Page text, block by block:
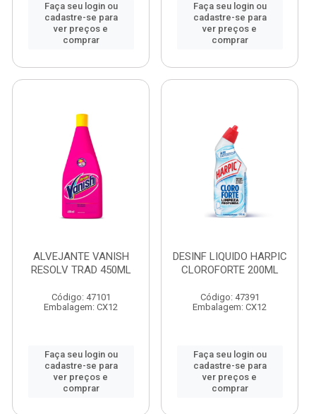
Faça seu login ou
cadastre-se para
ver preços e
comprar
Faça seu login ou
cadastre-se para
ver preços e
comprar
ALVEJANTE VANISH
RESOLV TRAD 450ML
Código: 47101
Embalagem: CX12
Faça seu login ou
cadastre-se para
ver preços e
comprar
DESINF LIQUIDO HARPIC
CLOROFORTE 200ML
Código: 47391
Embalagem: CX12
Faça seu login ou
cadastre-se para
ver preços e
comprar